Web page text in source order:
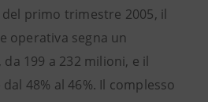
primo trimestre 2005, il
operativa segna un
199 a 232 milioni, e il
48% al 46%. Il complesso